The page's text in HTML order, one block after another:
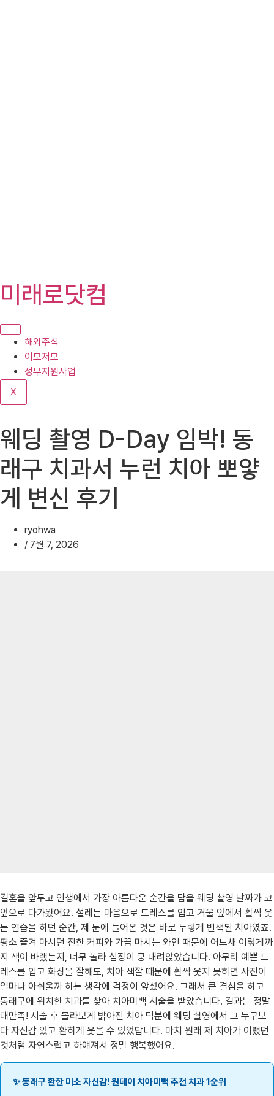
텐
로
기
미래로닷컴
해외주식
이모저모
정부지원사업
X
웨딩 촬영 D-Day 임박! 동
래구 치과서 누런 치아 뽀얗
게 변신 후기
ryohwa
/ 7월 7, 2026
결혼을 앞두고 인생에서 가장 아름다운 순간을 담을 웨딩 촬영 날짜가 코
앞으로 다가왔어요. 설레는 마음으로 드레스를 입고 거울 앞에서 활짝 웃
는 연습을 하던 순간, 제 눈에 들어온 것은 바로 누렇게 변색된 치아였죠.
평소 즐겨 마시던 진한 커피와 가끔 마시는 와인 때문에 어느새 이렇게까
지 색이 바랬는지, 너무 놀라 심장이 쿵 내려앉았습니다. 아무리 예쁜 드
레스를 입고 화장을 잘해도, 치아 색깔 때문에 활짝 웃지 못하면 사진이
얼마나 아쉬울까 하는 생각에 걱정이 앞섰어요. 그래서 큰 결심을 하고
동래구에 위치한 치과를 찾아 치아미백 시술을 받았습니다. 결과는 정말
대만족! 시술 후 몰라보게 밝아진 치아 덕분에 웨딩 촬영에서 그 누구보
다 자신감 있고 환하게 웃을 수 있었답니다. 마치 원래 제 치아가 이랬던
것처럼 자연스럽고 하얘져서 정말 행복했어요.
✨ 동래구 환한 미소 자신감! 원데이 치아미백 추천 치과 1순위